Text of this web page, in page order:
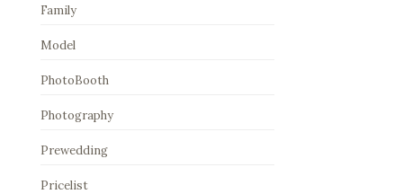
Family
Model
PhotoBooth
Photography
Prewedding
Pricelist